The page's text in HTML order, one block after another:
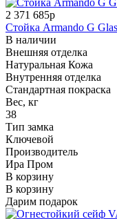
2 371 685р
Стойка Armando G
В наличии
Внешняя отделка
Натуральная Кожа
Внутренняя отделка
Стандартная покраска
Вес, кг
38
Тип замка
Ключевой
Производитель
Ира Пром
В корзину
В корзину
Дарим подарок